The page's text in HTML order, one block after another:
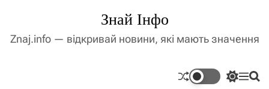
Знай Інфо
Znaj.info — відкривай новини, які мають значення
П
М П